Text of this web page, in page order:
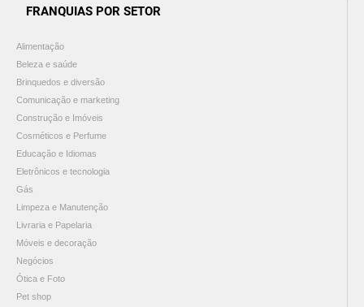
FRANQUIAS POR SETOR
Alimentação
Beleza e saúde
Brinquedos e diversão
Comunicação e marketing
Construção e Imóveis
Cosméticos e Perfume
Educação e Idiomas
Eletrônicos e tecnologia
Gás
Limpeza e Manutenção
Livraria e Papelaria
Móveis e decoração
Negócios
Ótica e Foto
Pet shop